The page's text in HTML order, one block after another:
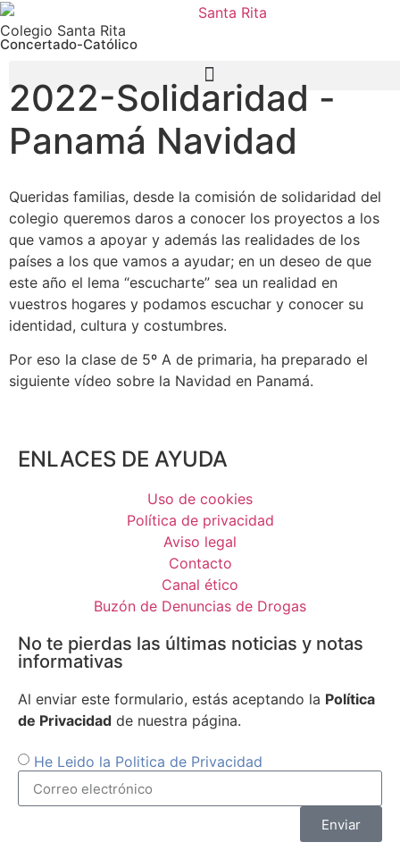
Colegio Santa Rita
Concertado-Católico
2022-Solidaridad -
Panamá Navidad
Queridas familias, desde la comisión de solidaridad del
colegio queremos daros a conocer los proyectos a los
que vamos a apoyar y además las realidades de los
países a los que vamos a ayudar; en un deseo de que
este año el lema “escucharte” sea un realidad en
vuestros hogares y podamos escuchar y conocer su
identidad, cultura y costumbres.
Por eso la clase de 5º A de primaria, ha preparado el
siguiente vídeo sobre la Navidad en Panamá.
ENLACES DE AYUDA
Uso de cookies
Política de privacidad
Aviso legal
Contacto
Canal ético
Buzón de Denuncias de Drogas
No te pierdas las últimas noticias y notas
informativas
Al enviar este formulario, estás aceptando la Política
de Privacidad de nuestra página.
He Leido la Politica de Privacidad
Enviar